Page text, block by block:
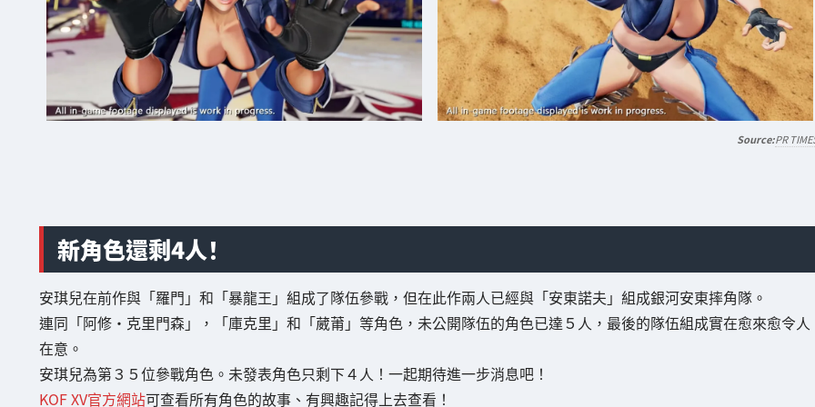
PR
新角色還剩4人！
安琪兒在前作與「羅門」和「暴龍王」組成了隊伍參戰，但在此作兩人已經與「安東諾夫」組成銀河安東摔角隊。
連同「阿修・克里門森」，「庫克里」和「葳莆」等角色，未公開隊伍的角色已達５人，最後的隊伍組成實在愈來愈令人
在意。
安琪兒為第３５位參戰角色。未發表角色只剩下４人！一起期待進一步消息吧！
KOF XV官方網站可查看所有角色的故事、有興趣記得上去查看！